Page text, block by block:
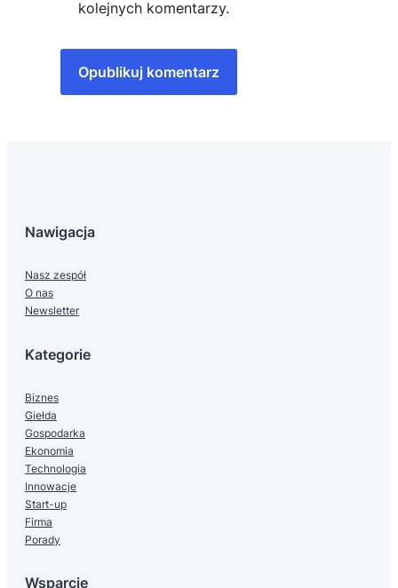
kolejnych komentarzy.
Nawigacja
Nasz zespół
O nas
Newsletter
Kategorie
Biznes
Giełda
Gospodarka
Ekonomia
Technologia
Innowacje
Start-up
Firma
Porady
Wsparcie